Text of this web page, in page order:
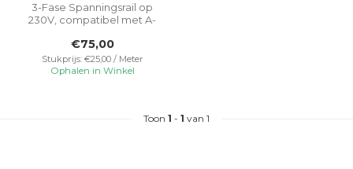
3-Fase Spanningsrail op
230V, compatibel met A-
Vereenvoudigt ins...
€75,00
Stukprijs: €25,00 / Meter
Ophalen in Winkel
Toon 1 - 1 van 1